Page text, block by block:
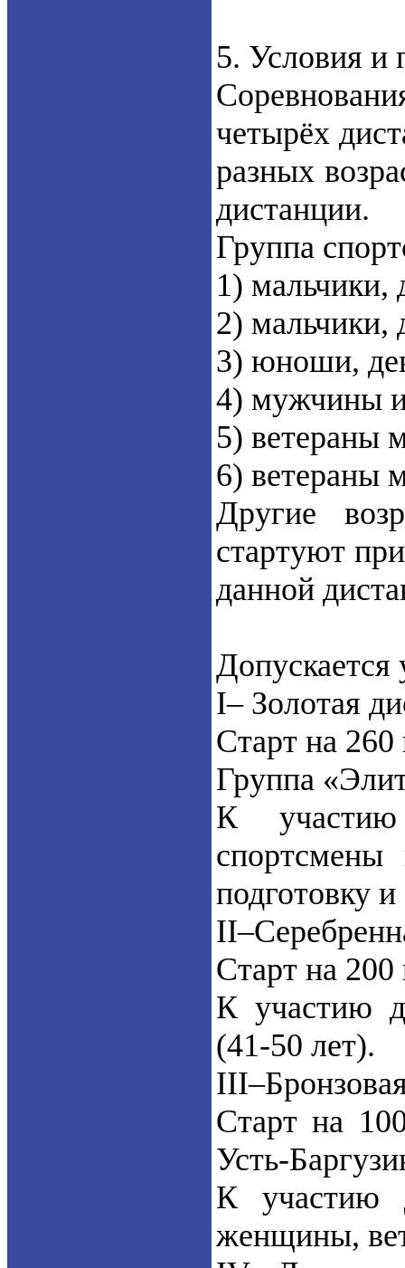
5. Условия и
четырёх
разных
дистанции.
Группа
1) мальчики,
2) мальчики,
3) юноши,
4) мужчины
5) ветераны
6) ветераны
Другие
стартуют
данной
Допускается
I– Золотая
Старт на
Группа
К
подготовку
Старт на 200
К участию
(41-50 лет).
Старт на
Усть-
К участию
женщины,